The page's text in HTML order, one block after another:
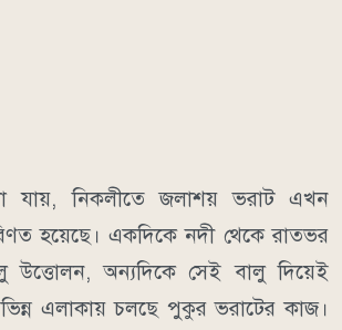
যায়, নিকলীতে জলাশয় ভরাট এখন
হয়েছে। একদিকে নদী থেকে রাতভর
উত্তোলন, অন্যদিকে সেই বালু দিয়েই
এলাকায় চলছে পুকুর ভরাটের কাজ।